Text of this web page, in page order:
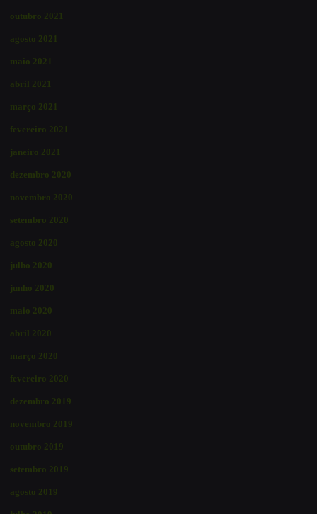
outubro 2021
agosto 2021
maio 2021
abril 2021
março 2021
fevereiro 2021
janeiro 2021
dezembro 2020
novembro 2020
setembro 2020
agosto 2020
julho 2020
junho 2020
maio 2020
abril 2020
março 2020
fevereiro 2020
dezembro 2019
novembro 2019
outubro 2019
setembro 2019
agosto 2019